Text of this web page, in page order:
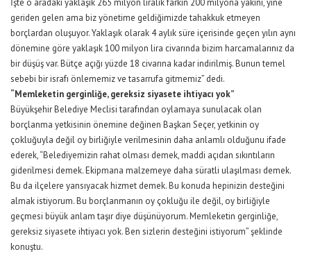
geriden gelen ama biz yönetime geldiğimizde tahakkuk etmeyen
borçlardan oluşuyor. Yaklaşık olarak 4 aylık süre içerisinde geçen yılın aynı
dönemine göre yaklaşık 100 milyon lira civarında bizim harcamalarınız da
bir düşüş var. Bütçe açığı yüzde 18 civarına kadar indirilmiş. Bunun temel
sebebi bir israfı önlememiz ve tasarrufa gitmemiz” dedi.
“Memleketin gerginliğe, gereksiz siyasete ihtiyacı yok”
Büyükşehir Belediye Meclisi tarafından oylamaya sunulacak olan
borçlanma yetkisinin önemine değinen Başkan Seçer, yetkinin oy
çokluğuyla değil oy birliğiyle verilmesinin daha anlamlı olduğunu ifade
ederek, “Belediyemizin rahat olması demek, maddi açıdan sıkıntıların
giderilmesi demek. Ekipmana malzemeye daha süratli ulaşılması demek.
Bu da ilçelere yansıyacak hizmet demek. Bu konuda hepinizin desteğini
almak istiyorum. Bu borçlanmanın oy çokluğu ile değil, oy birliğiyle
geçmesi büyük anlam taşır diye düşünüyorum. Memleketin gerginliğe,
gereksiz siyasete ihtiyacı yok. Ben sizlerin desteğini istiyorum” şeklinde
konuştu.